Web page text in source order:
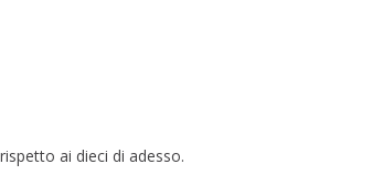
ai dieci di adesso.